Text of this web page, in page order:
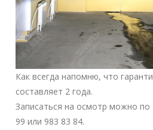
Как всегда напомню, что
составляет 2 года.
Записаться на осмотр можно по
99 или 983 83 84.